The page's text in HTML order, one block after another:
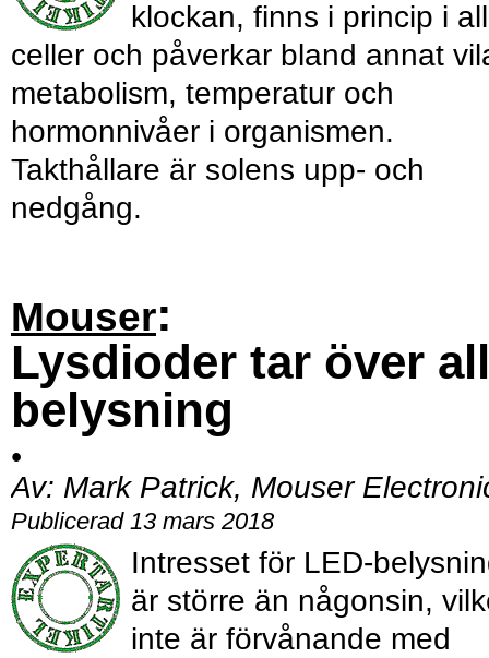
klockan, finns i princip i
celler och påverkar bland annat
metabolism, temperatur och
hormonnivåer i organismen.
Takthållare är solens upp- och
nedgång.
Mouser:
Lysdioder tar över all
belysning
•
Av: Mark Patrick, Mouser
Publicerad 13 mars 2018
Intresset för LED-
är större än någonsin,
inte är förvånande med